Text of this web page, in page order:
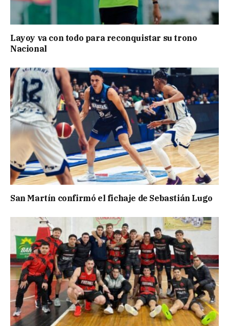
Layoy va con todo para reconquistar su trono
Nacional
San Martín confirmó el fichaje de Sebastián Lugo